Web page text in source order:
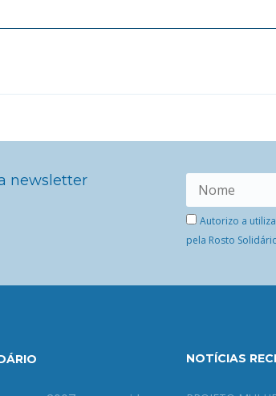
newsletter
Autorizo a
pela Rosto
NOTÍCIAS